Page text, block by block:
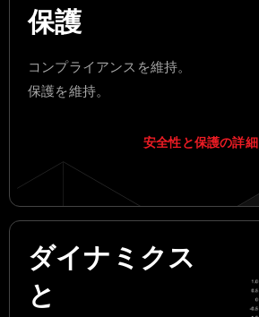
保護
コンプライアンスを維持。
保護を維持。
安全性と保護の詳細
ダイナミクス
と